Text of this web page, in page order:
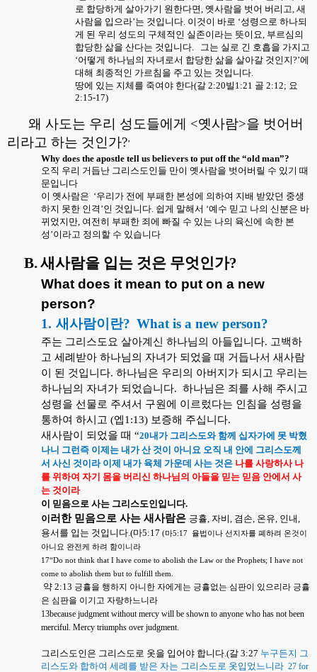
로 합당하게 살아가기 원한다면 옛사람을 벗어 버리고 새
사람을 입으라’는 것입니다 이것이 바로 ‘성령으로 하나되
게 된 우리 성도의 구체적인 실존이라는 뜻이요 부르심의
합당한 삶을 산다는 것입니다
그는 실로 긴 호흡을 가지고
‘어떻게 하나님의 자녀로서 합당한 삶을 살아갈 것인지?’에
대해 최종적인 가르침을 주고 있는 것입니다
땅에 있는 지체를 죽여야 한다(갈 2:20빌 1:21 골 2:12; 요
2:15-17)
왜 사도는 우리 성도들에게 <옛사람>을 벗어버
리라고 하는 것인가?’
Why does the apostle tell us believers to put off the “old man”?
오직 우리 거듭난 그리스도인들 만이 옛사람을 벗어버릴 수 있기 때
문입니다
이 옛사람은 ‘우리가 전에 부패한 본성에 의하여 지배 받았던 중생
하지 못한 인격’인 것입니다 쉽게 말해서 ‘예수 믿고 나의 신분은 바
뀌었지만 여전히 부패한 죄에 빠질 수 있는 나의 육신에 속한 본
성’이라고 정의할 수 있습니다
B.새사람을 입는 것은 무엇인가?
What does it mean to put on a new
person?
1. 새사람이란? What is a new person?
주는 그리스도요 살아계신 하나님의 아들입니다. 고백하
고 세례받아 하나님의 자녀가 되었을 때 거듭나서 새사람
이 된 것입니다. 하나님은 우리의 아버지가 되시고 우리는
하나님의 자녀가 되었습니다. 하나님은 죄를 사해 주시고
성령을 선물로 주셔서 구원에 이르렀다는 인침을 성령을
통하여 하시고 (엡1:13) 보증해 주십니다.
새사람이 되었을 때 “20내가 그리스도와 함께 십자가에 못 박혔
나니 그런즉 이제는 내가 산 것이 아니요 오직 내 안에 그리스도께
서 사신 것이라 이제 내가 육체 가운데 사는 것은 나를 사랑하사 나
를 위하여 자기 몸을 버리신 하나님의 아들을 믿는 믿음 안에서 사
는 것이라
이 믿음으로 사는 그리스도인입니다.
이러한 믿음으로 사는 새사람은 긍휼 자비 겸손 온유 인내
용서를 입는 것입니다 .(마5:17 (마5:17 율법이나 선지자를 폐하려 온것이
아니요 완전케 하려 함이니라
17“Do not think that I have come to abolish the Law or the Prophets; I have not
come to abolish them but to fulfill them.
약 2:13 긍휼을 행하지 아니한 자에게는 긍휼없는 심판이 있으리라 긍휼
은 심판을 이기고 자랑하느니라
13because judgment without mercy will be shown to anyone who has not been
merciful. Mercy triumphs over judgment.
그리스도인은 그리스도로 옷을 입어야 합니다 .(갈 3:27 누구든지 그
리스도와 합하여 세례를 받은 자는 그리스도로 옷입었느니라 27 for